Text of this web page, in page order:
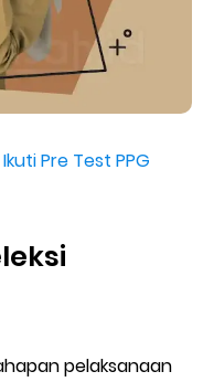
Kesesuaian Sertifikat
Pre Test PPG
pelaksanaan